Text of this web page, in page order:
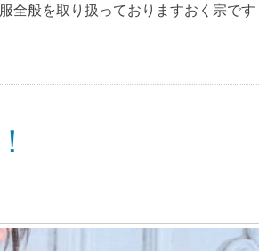
全般を取り扱っておりますおく宗で